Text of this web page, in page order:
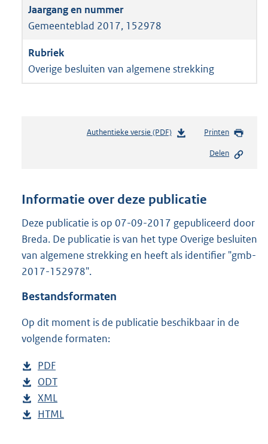
Gemeenteblad 2017, 152978
Overige besluiten van algemene strekking
Authentieke versie (PDF)b
n
s
r
o
:
Printen
Delen
Informatie over deze publicatie
Deze publicatie is op 07-09-2017 gepubliceerd door
Breda. De publicatie is van het type Overige besluiten
van algemene strekking en heeft als identifier "gmb-
2017-152978".
Bestandsformaten
Op dit moment is de publicatie beschikbaar in de
volgende formaten:
D
o
w
n
PDF
e
s
t
D
o
w
ODT
s
D
o
XML
e
D
HTML